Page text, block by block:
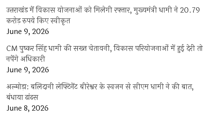
उत्तराखंड में विकास योजनाओं को मिलेगी रफ्तार, मुख्यमंत्री धामी ने 20.79
करोड़ रुपये किए स्वीकृत
June 9, 2026
CM पुष्कर सिंह धामी की सख्त चेतावनी, विकास परियोजनाओं में हुई देरी तो
नपेंगे अधिकारी
June 9, 2026
अल्मोड़ा: बलिदानी लेफ्टिनेंट बीरेश्वर के स्वजन से सीएम धामी ने की बात,
बंधाया ढांढस
June 8, 2026